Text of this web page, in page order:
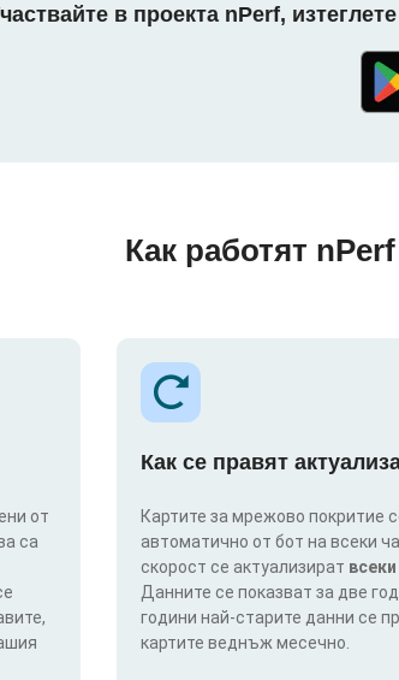
в проекта nPerf,
Как работят
от
са
Как се правят
Картите за мрежово покритие
автоматично от бот на всеки
скорост се актуализират
Данните се показват за две
години най-старите данни се
картите веднъж месечно.